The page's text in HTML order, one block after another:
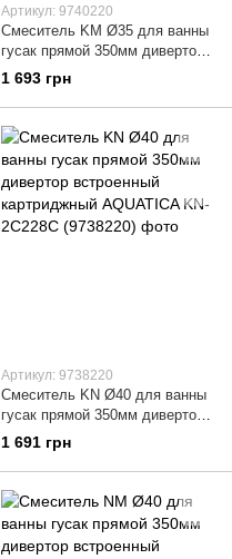
Артикул: 9740220
Смеситель KM Ø35 для ванны
гусак прямой 350мм дивертор
встроенный картриджный
AQUATICA KM-2C233C
(9740220)
1 693 грн
Артикул: 9738220
Смеситель KN Ø40 для ванны
гусак прямой 350мм дивертор
встроенный картриджный
AQUATICA KN-2C228C
(9738220)
1 691 грн